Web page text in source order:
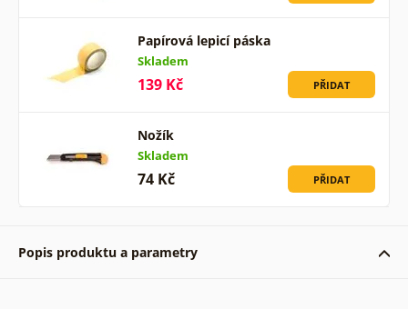
Papírová lepicí páska
Skladem
139 Kč PŘIDAT
Nožík
Skladem
74 Kč PŘIDAT
Popis produktu a parametry